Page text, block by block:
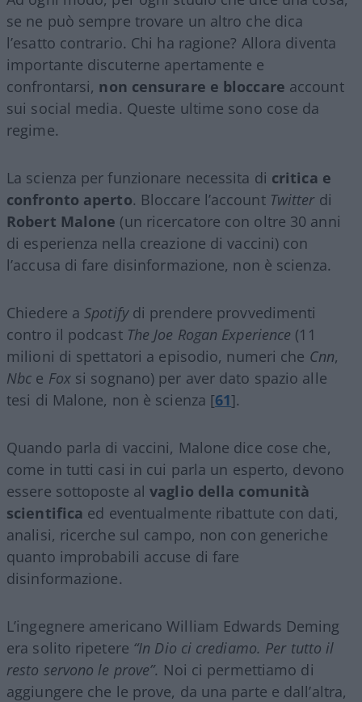
se ne può sempre trovare un altro che dica
l’esatto contrario. Chi ha ragione? Allora diventa
importante discuterne apertamente e
confrontarsi, non censurare e bloccare account
sui social media. Queste ultime sono cose da
regime.
La scienza per funzionare necessita di critica e
confronto aperto. Bloccare l’account Twitterdi
Robert Malone (un ricercatore con oltre 30 anni
di esperienza nella creazione di vaccini) con
l’accusa di fare disinformazione, non è scienza.
Chiedere aSpotifydi prendere provvedimenti
contro il podcast The Joe Rogan Experience (11
milioni di spettatori a episodio, numeri che Cnn,
Nbc e Foxsi sognano) per aver dato spazio alle
tesi di Malone, non è scienza [61].
Quando parla di vaccini, Malone dice cose che,
come in tutti casi in cui parla un esperto, devono
essere sottoposte alvaglio della comunità
scientifica ed eventualmente ribattute con dati,
analisi, ricerche sul campo, non con generiche
quanto improbabili accuse di fare
disinformazione.
L’ingegnere americano William Edwards Deming
era solito ripetere “In Dio ci crediamo. Per tutto il
resto servono le prove”. Noi ci permettiamo di
aggiungere che le prove, da una parte e dall’altra,